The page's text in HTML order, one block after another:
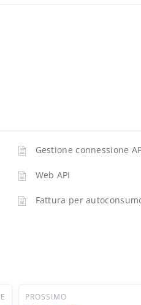
Gestione connessione
Web API
Fattura per
PROSSIMO